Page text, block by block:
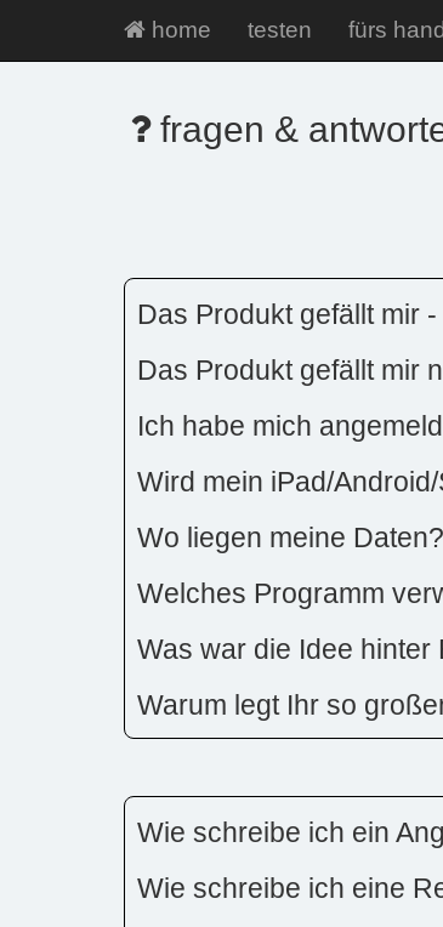
home testen fürs
fragen &
Das Produkt gefällt mir
Das Produkt gefällt mir
Ich habe mich
Wird mein iPad/
Wo liegen meine Daten?
Welches Programm
Was war die Idee hinter
Warum legt Ihr so
Wie schreibe ich ein
Wie schreibe ich eine